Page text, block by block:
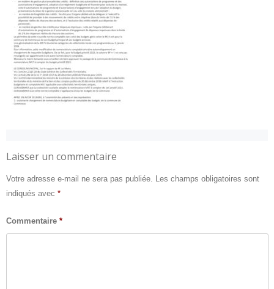
Laisser un commentaire
Votre adresse e-mail ne sera pas publiée. Les champs obligatoires sont
indiqués avec *
Commentaire *